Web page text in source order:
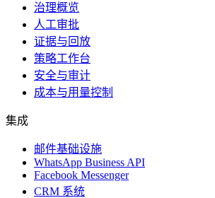
治理概览
人工审批
证据与回放
策略工作台
安全与审计
成本与用量控制
集成
邮件基础设施
WhatsApp Business API
Facebook Messenger
CRM 系统